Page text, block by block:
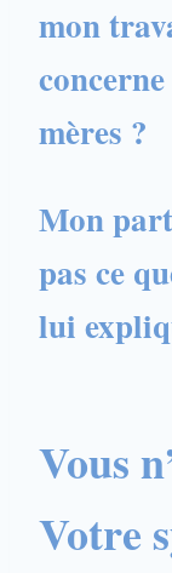
mon
mères ?
Mon
pas ce
lui
Vous
Votre